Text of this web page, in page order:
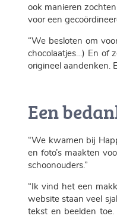
ook manieren
voor een
“We besloten om
chocolaatjes…) En of
origineel aandenken.
Een
“We kwamen bij
en foto’s maakten
schoonouders.”
“Ik vind het een
website staan veel
tekst en beelden